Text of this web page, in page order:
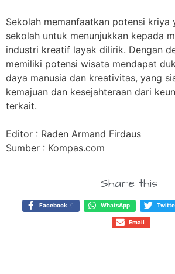
Sekolah memanfaatkan potensi kriya
sekolah untuk menunjukkan kepada
industri kreatif layak dilirik. Dengan
memiliki potensi wisata mendapat
daya manusia dan kreativitas, yang
kemajuan dan kesejahteraan dari
terkait.
Editor : Raden Armand Firdaus
Sumber : Kompas.com
Share this
Facebook 0 WhatsApp
Email